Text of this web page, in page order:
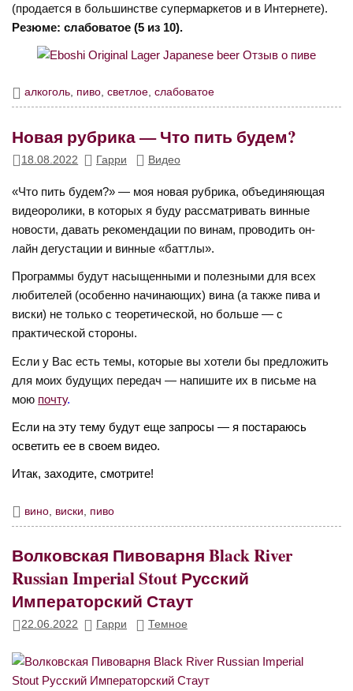
(продается в большинстве супермаркетов и в Интернете).
Резюме: слабоватое (5 из 10).
алкоголь, пиво,светлое,слабоватое
Новая рубрика — Что пить будем?
18.08.2022 Гарри Видео
«Что пить будем?» — моя новая рубрика, объединяющая
видеоролики, в которых я буду рассматривать винные
новости, давать рекомендации по винам, проводить он-
лайн дегустации и винные «баттлы».
Программы будут насыщенными и полезными для всех
любителей (особенно начинающих) вина (а также пива и
виски) не только с теоретической, но больше — с
практической стороны.
Если у Вас есть темы, которые вы хотели бы предложить
для моих будущих передач — напишите их в письме на
мою почту.
Если на эту тему будут еще запросы — я постараюсь
осветить ее в своем видео.
Итак, заходите, смотрите!
вино виски пиво
Волковская Пивоварня Black River
Russian Imperial Stout Русский
Императорский Стаут
22.06.2022 Гарри Темное